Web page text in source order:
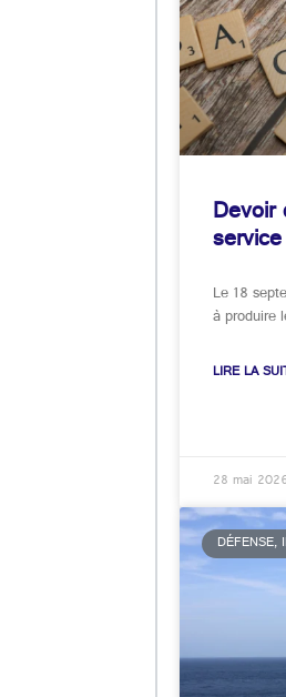
Le 18
à produire
LIRE LA
28 mai 2026
DÉFENSE,